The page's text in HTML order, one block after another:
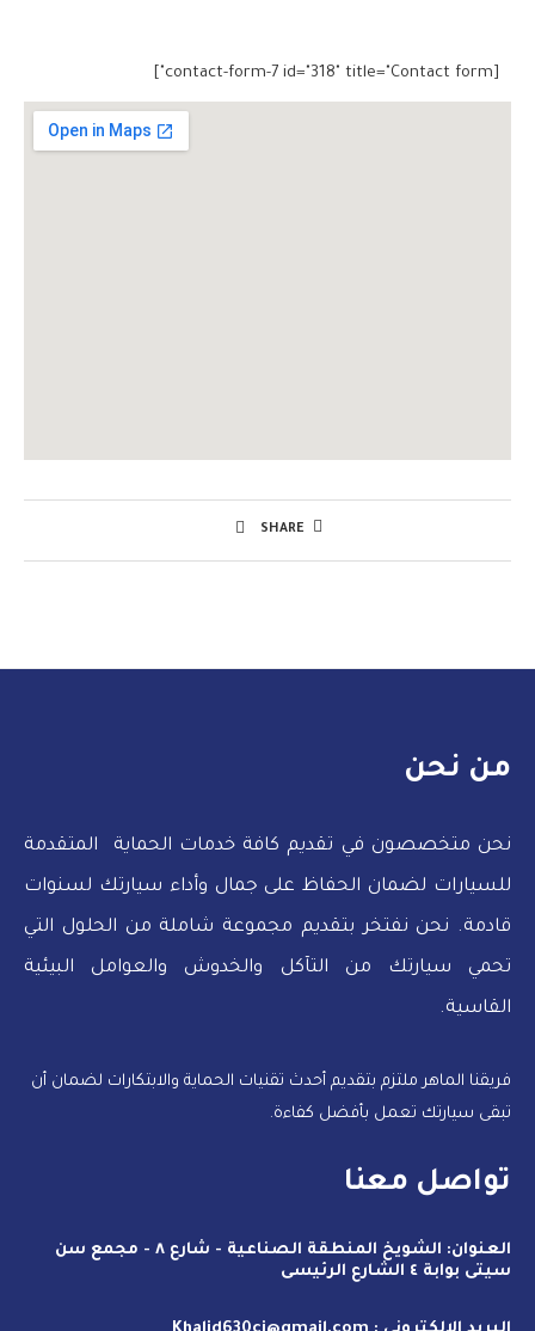
[contact-form-7 id="318" title="Contact form"]
SHARE
من نحن
نحن متخصصون في تقديم كافة خدمات الحماية المتقدمة
للسيارات لضمان الحفاظ على جمال وأداء سيارتك لسنوات
قادمة. نحن نفتخر بتقديم مجموعة شاملة من الحلول التي
تحمي سيارتك من التآكل والخدوش والعوامل البيئية
القاسية.
فريقنا الماهر ملتزم بتقديم أحدث تقنيات الحماية والابتكارات لضمان أن
تبقى سيارتك تعمل بأفضل كفاءة.
تواصل معنا
العنوان: الشويخ المنطقة الصناعية - شارع ٨ - مجمع سن
سيتى بوابة ٤ الشارع الرئيسى